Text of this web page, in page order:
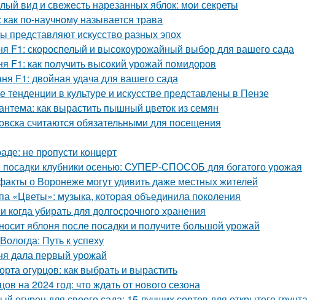
вид и свежесть нарезанных яблок: мои секреты
по-научному называется трава
представляют искусство разных эпох
F1: скороспелый и высокоурожайный выбор для вашего сада
F1: как получить высокий урожай помидоров
F1: двойная удача для вашего сада
тенденции в культуре и искусстве представлены в Пензе
как вырастить пышный цветок из семян
считаются обязательными для посещения
не пропусти концерт
клубники осенью: СУПЕР-СПОСОБ для богатого урожая
о Воронеже могут удивить даже местных жителей
«Цветы»: музыка, которая объединила поколения
когда убирать для долгосрочного хранения
яблоня после посадки и получите большой урожай
Путь к успеху
дала первый урожай
огурцов: как выбрать и вырастить
на 2024 год: что ждать от нового сезона